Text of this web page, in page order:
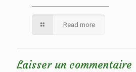
Read more
Laisser un commentaire